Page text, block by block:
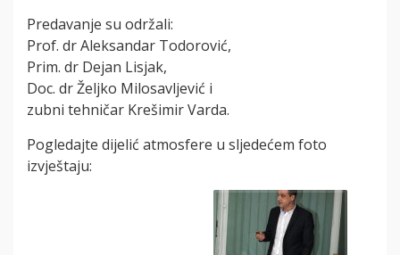
Predavanje su održali:
Prof. dr Aleksandar Todorović,
Prim. dr Dejan Lisjak,
Doc. dr Željko Milosavljević i
zubni tehničar Krešimir Varda.
Pogledajte dijelić atmosfere u sljedećem foto
izvještaju: